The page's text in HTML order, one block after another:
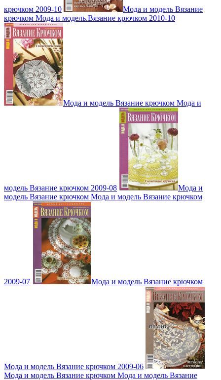
крючком 2009-10
Мода и модель Вязание
крючком Мода и модель.Вязание крючком 2010-10
Мода и модель Вязание крючком Мода и
модель Вязание крючком 2009-08
Мода и
модель Вязание крючком Мода и модель Вязание крючком
2009-07 Мода и модель Вязание крючком
Мода и модель Вязание крючком 2009-06
Мода и модель Вязание крючком Мода и модель Вязание